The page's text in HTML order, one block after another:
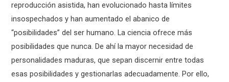
reproducción asistida, han evolucionado hasta límites
insospechados y han aumentado el abanico de
“posibilidades” del ser humano. La ciencia ofrece más
posibilidades que nunca. De ahí la mayor necesidad de
personalidades maduras, que sepan discernir entre todas
esas posibilidades y gestionarlas adecuadamente. Por ello,